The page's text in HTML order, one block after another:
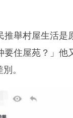
推舉村屋生活是
要住屋苑？」他
。